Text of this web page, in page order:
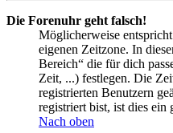
Die Forenuhr geht falsch!
Möglicherweise
eigenen Zeitzone. In
Bereich“ die für dich
Zeit, ...) festlegen. Die
registrierten Benutzern
registriert bist, ist dies ein
Nach oben